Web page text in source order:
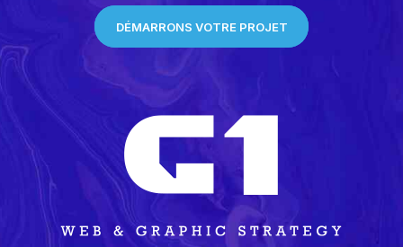
DÉMARRONS VOTRE PROJET